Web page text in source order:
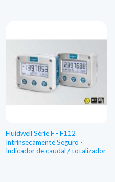
Fluidwell Série F - F112
Intrinsecamente Seguro -
Indicador de caudal / totalizador